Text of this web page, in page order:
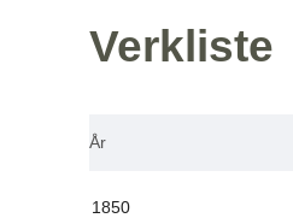
Verkliste
År
1850